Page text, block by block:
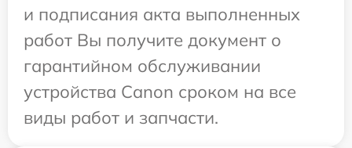
и подписания акта выполненных
работ Вы получите документ о
гарантийном обслуживании
устройства Canon сроком на все
виды работ и запчасти.